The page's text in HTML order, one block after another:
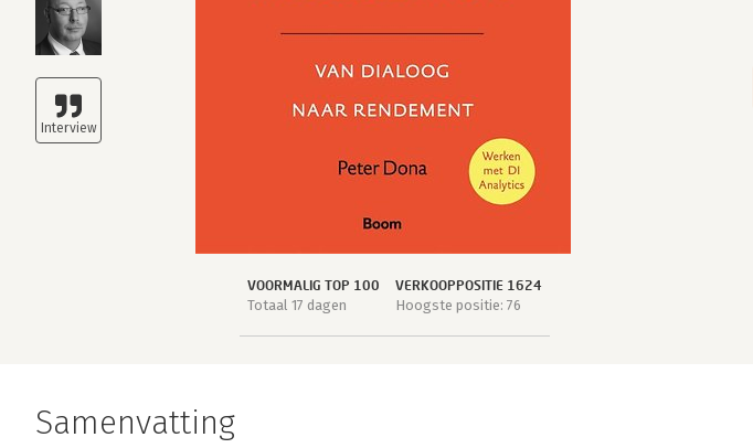
VOORMALIG TOP 100
Totaal 17 dagen
VERKOOPPOSITIE 1624
Hoogste positie: 76
Samenvatting